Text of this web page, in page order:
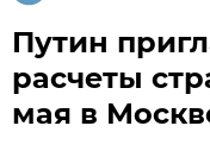
Путин
расчеты
мая в